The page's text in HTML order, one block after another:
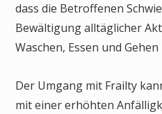
dass die Betroffenen
Bewältigung alltäglicher
Waschen, Essen und Gehen
Der Umgang mit Frailty
mit einer erhöhten